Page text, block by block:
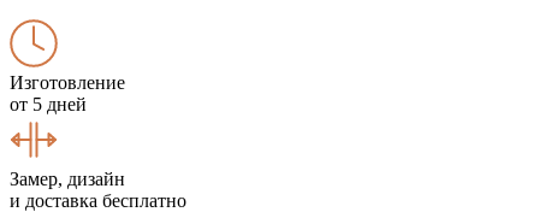
Изготовление
от 5 дней
Замер, дизайн
и доставка бесплатно